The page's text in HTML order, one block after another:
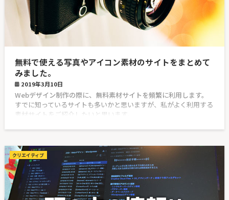
無料で使える写真やアイコン素材のサイトをまとめて
みました。
2019年3月10日
Webデザイン制作の際に、無料素材サイトを頻繁に利用します。
すでに知っているサイトも多いかと思いますが、私がよく利用する
素材サイトをご紹介したいと思います。
クリエイティブ